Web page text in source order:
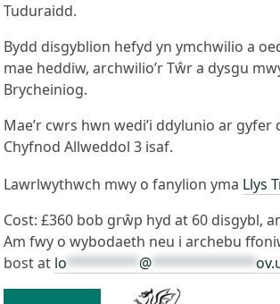
Tuduraidd.
Bydd disgyblion hefyd yn ymchwilio a
mae heddiw, archwilio’r Tŵr a dysgu
Brycheiniog.
Mae’r cwrs hwn wedi’i ddylunio ar
Chyfnod Allweddol 3 isaf.
Lawrlwythwch mwy o fanylion yma Llys
Cost: £360 bob grŵp hyd at 60 disgybl,
Am fwy o wybodaeth neu i archebu
bost at lo********* @*************